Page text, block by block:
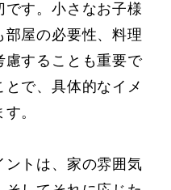
す。小さなお子様
屋の必要性、料理
慮することも重要で
で、具体的なイメ
。
トは、家の雰囲気